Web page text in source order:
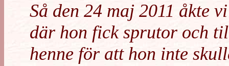
Så den 24 maj 2011 åkte
där hon fick sprutor och
henne för att hon inte